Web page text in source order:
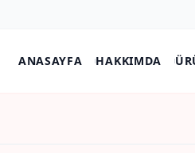
ANASAYFA HAKKIMDA